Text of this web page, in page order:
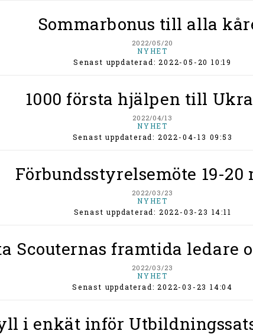
Sommarbonus till alla
2022/05/20
NYHET
Senast uppdaterad: 2022-05-20 10:19
1000 första hjälpen till
2022/04/13
NYHET
Senast uppdaterad: 2022-04-13 09:53
Förbundsstyrelsemöte 19-20
2022/03/23
NYHET
Senast uppdaterad: 2022-03-23 14:11
Scouternas framtida ledare
2022/03/23
NYHET
Senast uppdaterad: 2022-03-23 14:04
i enkät inför